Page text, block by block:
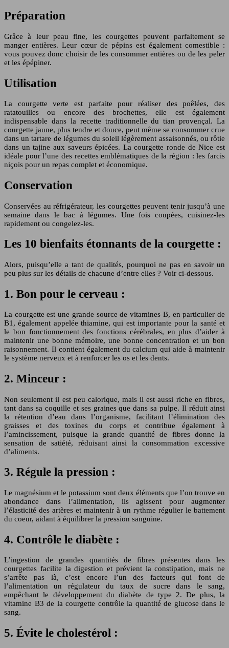
Préparation
Grâce à leur peau fine, les courgettes peuvent parfaitement se
manger entières. Leur cœur de pépins est également comestible :
vous pouvez donc choisir de les consommer entières ou de les peler
et les épépiner.
Utilisation
La courgette verte est parfaite pour réaliser des poêlées, des
ratatouilles ou encore des brochettes, elle est également
indispensable dans la recette traditionnelle du tian provençal. La
courgette jaune, plus tendre et douce, peut même se consommer crue
dans un tartare de légumes du soleil légèrement assaisonnés, ou rôtie
dans un tajine aux saveurs épicées. La courgette ronde de Nice est
idéale pour l’une des recettes emblématiques de la région : les farcis
niçois pour un repas complet et économique.
Conservation
Conservées au réfrigérateur, les courgettes peuvent tenir jusqu’à une
semaine dans le bac à légumes. Une fois coupées, cuisinez-les
rapidement ou congelez-les.
Les 10 bienfaits étonnants de la courgette :
Alors, puisqu’elle a tant de qualités, pourquoi ne pas en savoir un
peu plus sur les détails de chacune d’entre elles ? Voir ci-dessous.
1. Bon pour le cerveau :
La courgette est une grande source de vitamines B, en particulier de
B1, également appelée thiamine, qui est importante pour la santé et
le bon fonctionnement des fonctions cérébrales, en plus d’aider à
maintenir une bonne mémoire, une bonne concentration et un bon
raisonnement. Il contient également du calcium qui aide à maintenir
le système nerveux et à renforcer les os et les dents.
2. Minceur :
Non seulement il est peu calorique, mais il est aussi riche en fibres,
tant dans sa coquille et ses graines que dans sa pulpe. Il réduit ainsi
la rétention d’eau dans l’organisme, facilitant l’élimination des
graisses et des toxines du corps et contribue également à
l’amincissement, puisque la grande quantité de fibres donne la
sensation de satiété, réduisant ainsi la consommation excessive
d’aliments.
3. Régule la pression :
Le magnésium et le potassium sont deux éléments que l’on trouve en
abondance dans l’alimentation, ils agissent pour augmenter
l’élasticité des artères et maintenir à un rythme régulier le battement
du coeur, aidant à équilibrer la pression sanguine.
4. Contrôle le diabète :
L’ingestion de grandes quantités de fibres présentes dans les
courgettes facilite la digestion et prévient la constipation, mais ne
s’arrête pas là, c’est encore l’un des facteurs qui font de
l’alimentation un régulateur du taux de sucre dans le sang,
empêchant le développement du diabète de type 2. De plus, la
vitamine B3 de la courgette contrôle la quantité de glucose dans le
sang.
5. Évite le cholestérol :